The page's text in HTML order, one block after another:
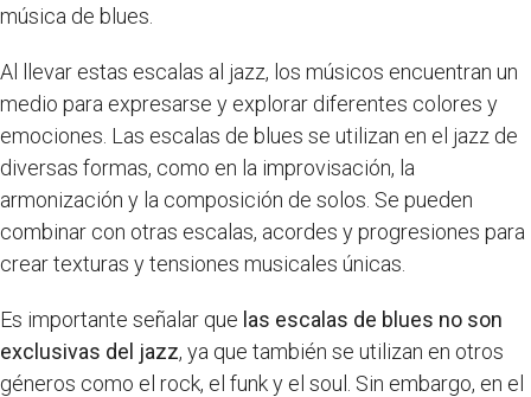
música de blues.
Al llevar estas escalas al jazz, los músicos encuentran un
medio para expresarse y explorar diferentes colores y
emociones. Las escalas de blues se utilizan en el jazz de
diversas formas, como en la improvisación, la
armonización y la composición de solos. Se pueden
combinar con otras escalas, acordes y progresiones para
crear texturas y tensiones musicales únicas.
Es importante señalar que las escalas de blues no son
exclusivas del jazz, ya que también se utilizan en otros
géneros como el rock, el funk y el soul. Sin embargo, en el